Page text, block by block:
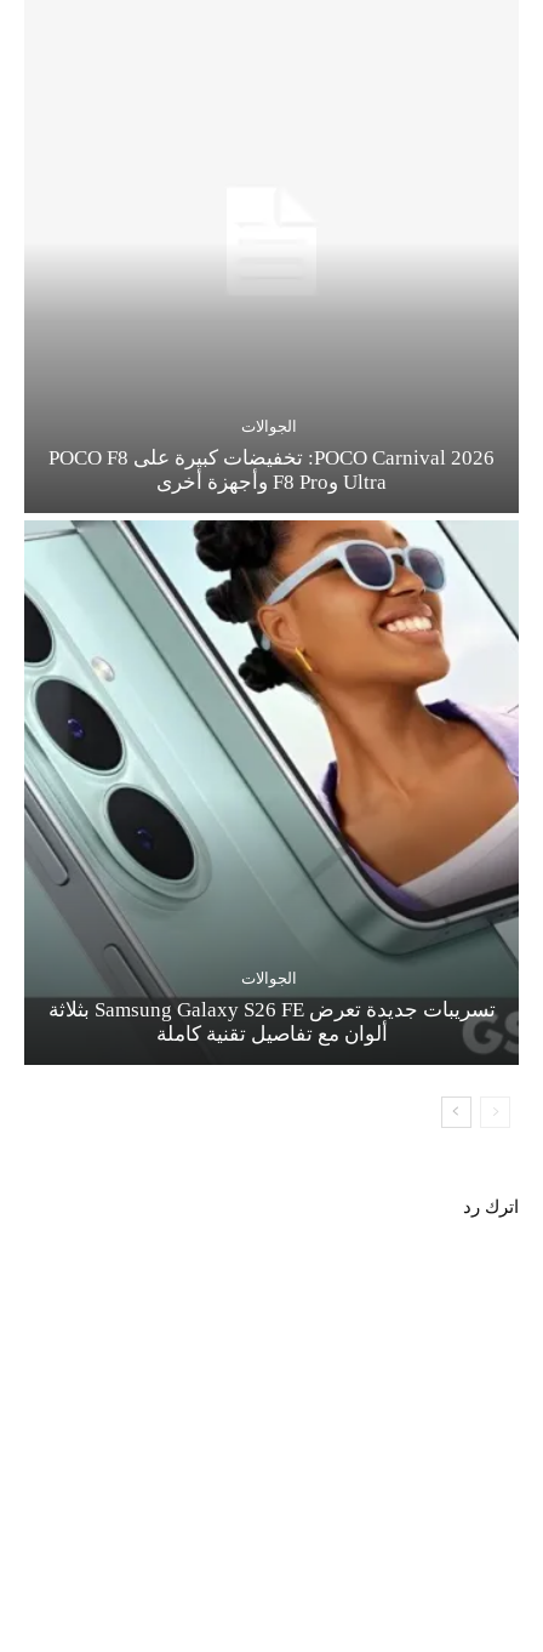
الجوالات
POCO Carnival 2026: تخفيضات كبيرة على POCO F8
Ultra وF8 Pro وأجهزة أخرى
الجوالات
تسريبات جديدة تعرض Samsung Galaxy S26 FE بثلاثة
ألوان مع تفاصيل تقنية كاملة
اترك رد